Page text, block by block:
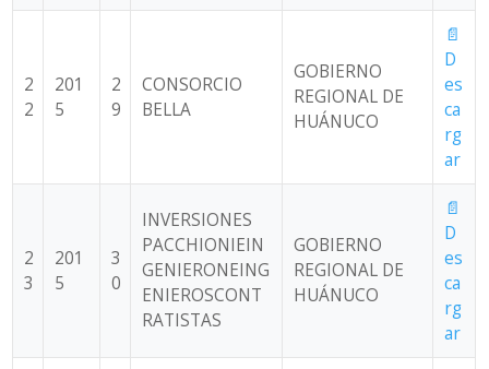
2
2
201
5
2
9
CONSORCIO
BELLA
GOBIERNO
REGIONAL DE
HUÁNUCO
📄
D
es
ca
rg
ar
2
3
201
5
3
0
INVERSIONES
PACCHIONIEIN
GENIERONEING
ENIEROSCONT
RATISTAS
GOBIERNO
REGIONAL DE
HUÁNUCO
📄
D
es
ca
rg
ar